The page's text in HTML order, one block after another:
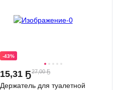
-43%
15,31 Ҕ27,00 Ҕ
Держатель для туалетной